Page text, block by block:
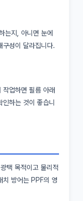
는지, 아니면 눈에
구성이 달라집니다.
작업하면 필름 아래
하는 것이 좋습니
택 목적이고 물리적
치 방어는 PPF의 영